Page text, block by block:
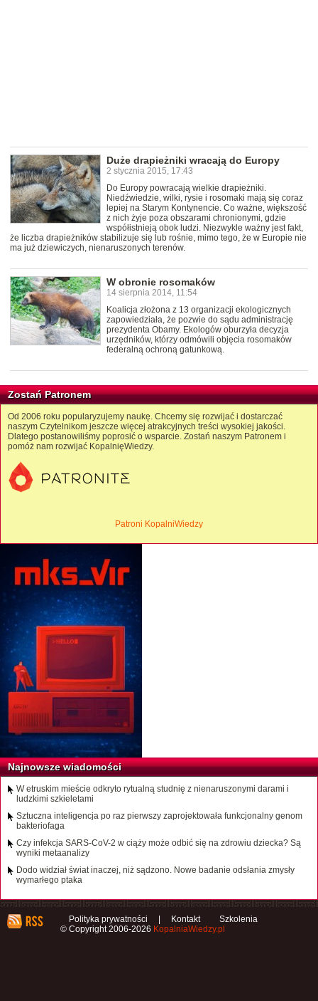
Duże drapieżniki wracają do Europy
2 stycznia 2015, 17:43
Do Europy powracają wielkie drapieżniki.
Niedźwiedzie, wilki, rysie i rosomaki mają się coraz
lepiej na Starym Kontynencie. Co ważne, większość
z nich żyje poza obszarami chronionymi, gdzie
współistnieją obok ludzi. Niezwykle ważny jest fakt,
że liczba drapieżników stabilizuje się lub rośnie, mimo tego, że w Europie nie
ma już dziewiczych, nienaruszonych terenów.
W obronie rosomaków
14 sierpnia 2014, 11:54
Koalicja złożona z 13 organizacji ekologicznych
zapowiedziała, że pozwie do sądu administrację
prezydenta Obamy. Ekologów oburzyła decyzja
urzędników, którzy odmówili objęcia rosomaków
federalną ochroną gatunkową.
Zostań Patronem
Od 2006 roku popularyzujemy naukę. Chcemy się rozwijać i dostarczać
naszym Czytelnikom jeszcze więcej atrakcyjnych treści wysokiej jakości.
Dlatego postanowiliśmy poprosić o wsparcie. Zostań naszym Patronem i
pomóż nam rozwijać KopalnięWiedzy.
Patroni KopalniWiedzy
Najnowsze wiadomości
W etruskim mieście odkryto rytualną studnię z nienaruszonymi darami i
ludzkimi szkieletami
Sztuczna inteligencja po raz pierwszy zaprojektowała funkcjonalny genom
bakteriofaga
Czy infekcja SARS-CoV-2 w ciąży może odbić się na zdrowiu dziecka? Są
wyniki metaanalizy
Dodo widział świat inaczej, niż sądzono. Nowe badanie odsłania zmysły
wymarłego ptaka
Polityka prywatności Kontakt
Szkolenia
© Copyright 2006-2026 KopalniaWiedzy.pl